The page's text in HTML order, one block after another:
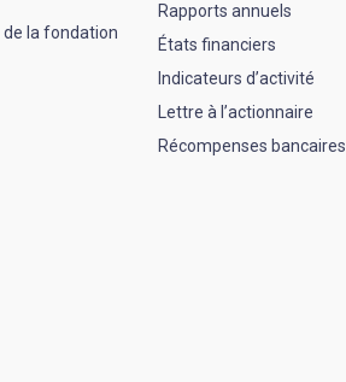
la fondation
Rapports annuels
États financiers
Indicateurs d’activité
Lettre à l’actionnaire
Récompenses bancaires